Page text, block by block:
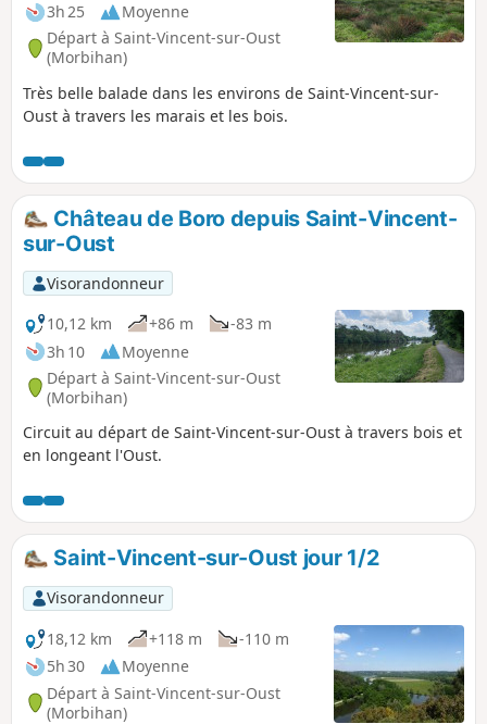
3h 25
Moyenne
Départ à Saint-Vincent-sur-Oust
(Morbihan)
Très belle balade dans les environs de Saint-Vincent-sur-
Oust à travers les marais et les bois.
Château de Boro depuis Saint-Vincent-
sur-Oust
Visorandonneur
10,12 km
+86 m
-83 m
3h 10
Moyenne
Départ à Saint-Vincent-sur-Oust
(Morbihan)
Circuit au départ de Saint-Vincent-sur-Oust à travers bois et
en longeant l'Oust.
Saint-Vincent-sur-Oust jour 1/2
Visorandonneur
18,12 km
+118 m
-110 m
5h 30
Moyenne
Départ à Saint-Vincent-sur-Oust
(Morbihan)